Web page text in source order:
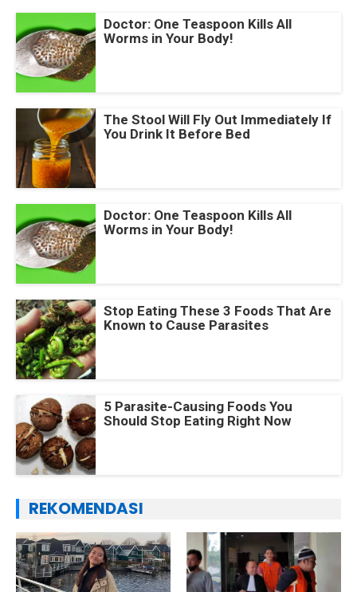
Doctor: One Teaspoon Kills All
Worms in Your Body!
The Stool Will Fly Out Immediately If
You Drink It Before Bed
Doctor: One Teaspoon Kills All
Worms in Your Body!
Stop Eating These 3 Foods That Are
Known to Cause Parasites
5 Parasite-Causing Foods You
Should Stop Eating Right Now
REKOMENDASI